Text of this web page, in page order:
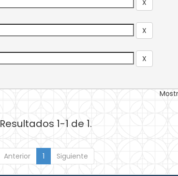
Resultados 1-1 de 1.
Anterior 1 Siguiente